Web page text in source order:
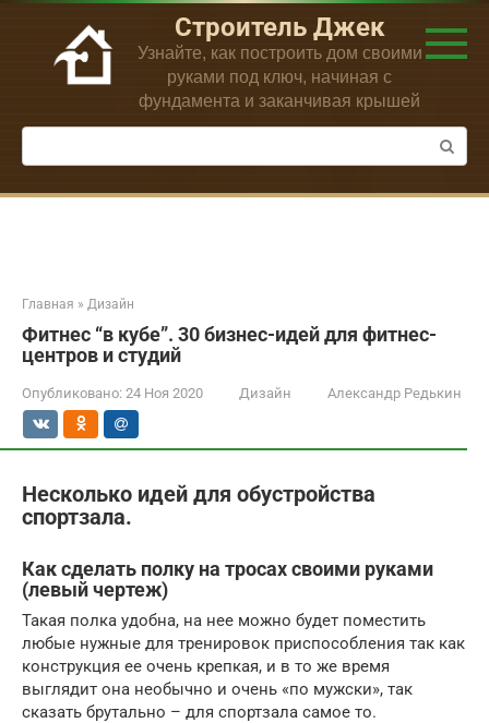
Перейти
контенту
Строитель Джек
Узнайте, как построить дом своими
руками под ключ, начиная с
фундамента и заканчивая крышей
Поиск:
Главная » Дизайн
Фитнес “в кубе”. 30 бизнес-идей для фитнес-
центров и студий
Опубликовано: 24 Ноя 2020 Дизайн Александр Редькин
Несколько идей для обустройства
спортзала.
Как сделать полку на тросах своими руками
(левый чертеж)
Такая полка удобна, на нее можно будет поместить
любые нужные для тренировок приспособления так как
конструкция ее очень крепкая, и в то же время
выглядит она необычно и очень «по мужски», так
сказать брутально – для спортзала самое то.